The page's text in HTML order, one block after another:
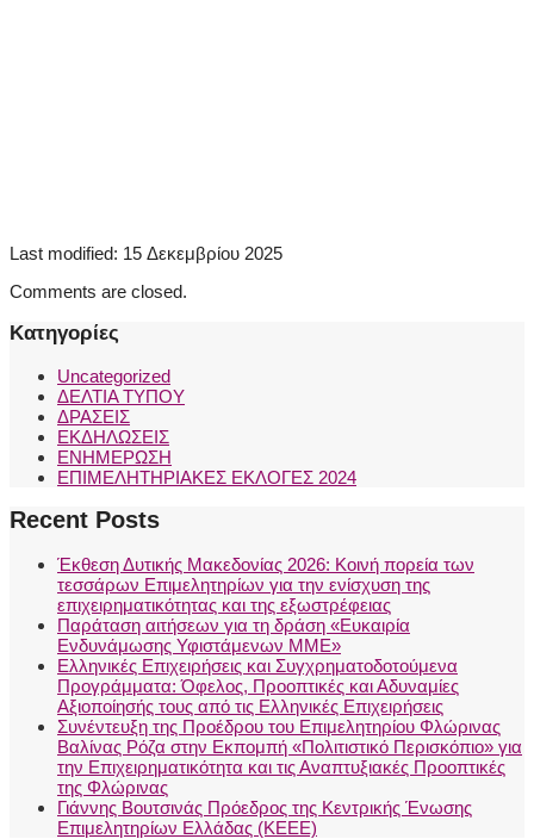
Last modified: 15 Δεκεμβρίου 2025
Comments are closed.
Kατηγορίες
Uncategorized
ΔΕΛΤΙΑ ΤΥΠΟΥ
ΔΡΑΣΕΙΣ
ΕΚΔΗΛΩΣΕΙΣ
ΕΝΗΜΕΡΩΣΗ
ΕΠΙΜΕΛΗΤΗΡΙΑΚΕΣ ΕΚΛΟΓΕΣ 2024
Recent Posts
Έκθεση Δυτικής Μακεδονίας 2026: Κοινή πορεία των
τεσσάρων Επιμελητηρίων για την ενίσχυση της
επιχειρηματικότητας και της εξωστρέφειας
Παράταση αιτήσεων για τη δράση «Ευκαιρία
Ενδυνάμωσης Υφιστάμενων ΜΜΕ»
Ελληνικές Επιχειρήσεις και Συγχρηματοδοτούμενα
Προγράμματα: Όφελος, Προοπτικές και Αδυναμίες
Αξιοποίησής τους από τις Ελληνικές Επιχειρήσεις
Συνέντευξη της Προέδρου του Επιμελητηρίου Φλώρινας
Βαλίνας Ρόζα στην Εκπομπή «Πολιτιστικό Περισκόπιο» για
την Επιχειρηματικότητα και τις Αναπτυξιακές Προοπτικές
της Φλώρινας
Γιάννης Βουτσινάς Πρόεδρος της Κεντρικής Ένωσης
Επιμελητηρίων Ελλάδας (ΚΕΕΕ)